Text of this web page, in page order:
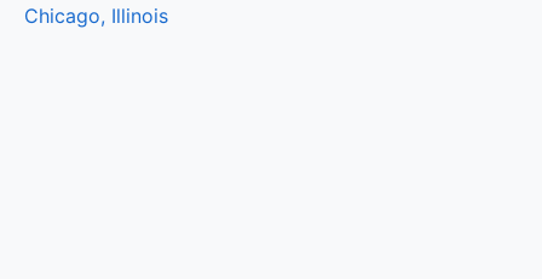
Chicago, Illinois